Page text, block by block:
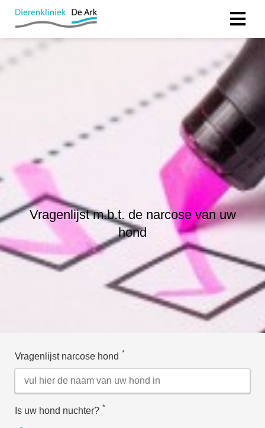
Vragenlijst m.b.t. de narcose van uw
hond
Vragenlijst narcose hond *
Is uw hond nuchter? *